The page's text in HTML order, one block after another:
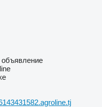
объявление